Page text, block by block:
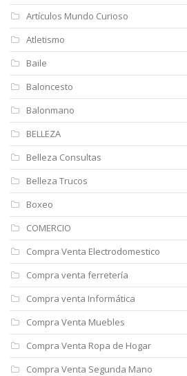
Artículos Mundo Curioso
Atletismo
Baile
Baloncesto
Balonmano
BELLEZA
Belleza Consultas
Belleza Trucos
Boxeo
COMERCIO
Compra Venta Electrodomestico
Compra venta ferretería
Compra venta Informática
Compra Venta Muebles
Compra Venta Ropa de Hogar
Compra Venta Segunda Mano